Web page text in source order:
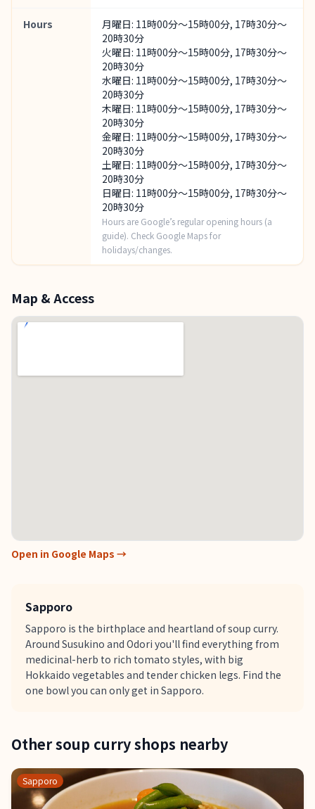
Hours
月曜日: 11時00分～15時00分, 17時30分～
20時30分
火曜日: 11時00分～15時00分, 17時30分～
20時30分
水曜日: 11時00分～15時00分, 17時30分～
20時30分
木曜日: 11時00分～15時00分, 17時30分～
20時30分
金曜日: 11時00分～15時00分, 17時30分～
20時30分
土曜日: 11時00分～15時00分, 17時30分～
20時30分
日曜日: 11時00分～15時00分, 17時30分～
20時30分
Hours are Google’s regular opening hours (a
guide). Check Google Maps for
holidays/changes.
Map & Access
Open in Google Maps →
Sapporo
Sapporo is the birthplace and heartland of soup curry.
Around Susukino and Odori you'll find everything from
medicinal-herb to rich tomato styles, with big
Hokkaido vegetables and tender chicken legs. Find the
one bowl you can only get in Sapporo.
Other soup curry shops nearby
Sapporo